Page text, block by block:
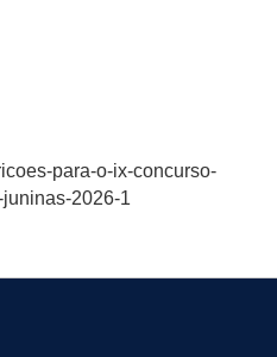
para-o-ix-concurso-
2026-1